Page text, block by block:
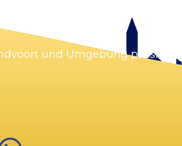
vergrößern
und Umgebung passiert.